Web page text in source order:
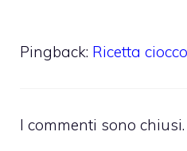
Pingback: Ricetta
I commenti sono chiusi.